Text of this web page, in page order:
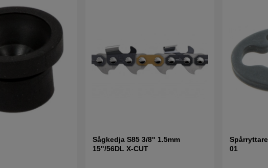
Sågkedja S85 3/8" 1.5mm
15"/56DL X-CUT
01